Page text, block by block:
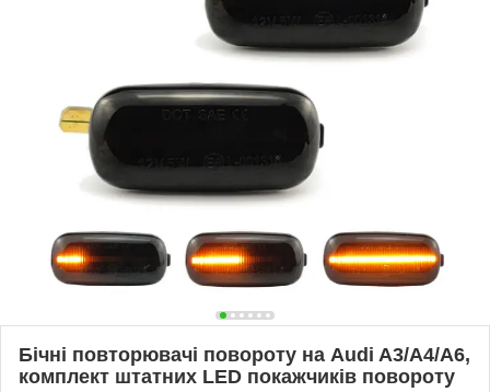
Бічні повторювачі повороту на Audi A3/A4/A6,
комплект штатних LED покажчиків повороту